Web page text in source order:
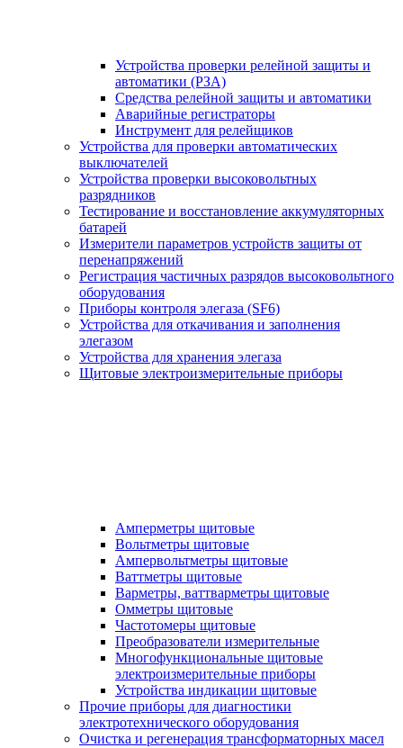
Устройства проверки релейной защиты и
автоматики (РЗА)
Средства релейной защиты и автоматики
Аварийные регистраторы
Инструмент для релейщиков
Устройства для проверки автоматических
выключателей
Устройства проверки высоковольтных
разрядников
Тестирование и восстановление аккумуляторных
батарей
Измерители параметров устройств защиты от
перенапряжений
Регистрация частичных разрядов высоковольтного
оборудования
Приборы контроля элегаза (SF6)
Устройства для откачивания и заполнения
элегазом
Устройства для хранения элегаза
Щитовые электроизмерительные приборы
Амперметры щитовые
Вольтметры щитовые
Ампервольтметры щитовые
Ваттметры щитовые
Варметры, ваттварметры щитовые
Омметры щитовые
Частотомеры щитовые
Преобразователи измерительные
Многофункциональные щитовые
электроизмерительные приборы
Устройства индикации щитовые
Прочие приборы для диагностики
электротехнического оборудования
Очистка и регенерация трансформаторных масел